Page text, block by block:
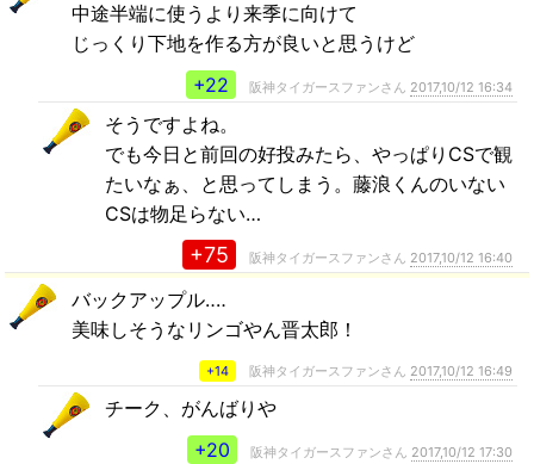
中途半端に使うより来季に向けて
じっくり下地を作る方が良いと思うけど
+22
阪神タイガースファンさん 2017,10/12 16:34
そうですよね。
でも今日と前回の好投みたら、やっぱりCSで観
たいなぁ、と思ってしまう。藤浪くんのいない
CSは物足らない…
+75 阪神タイガースファンさん 2017,10/12 16:40
バックアップル‥‥
美味しそうなリンゴやん晋太郎！
+14 阪神タイガースファンさん 2017,10/12 16:49
チーク、がんばりや
+20
阪神タイガースファンさん 2017,10/12 17:30